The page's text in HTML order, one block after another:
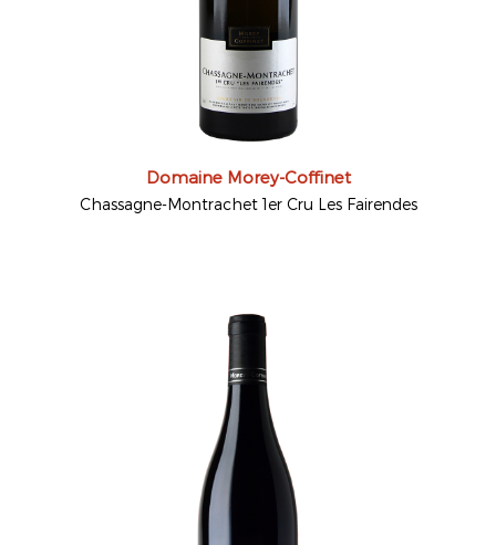
Domaine Morey-Coffinet
Chassagne-Montrachet 1er Cru Les Fairendes